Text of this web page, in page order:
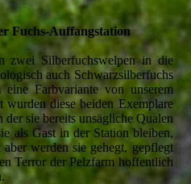
Fuchs-Auffangstation
zwei Silberfuchswelpen in die
auch Schwarzsilberfuchs
Farbvariante von unserem
wurden diese beiden Exemplare
sie bereits unsägliche Qualen
als Gast in der Station bleiben,
werden sie gehegt, gepflegt
Terror der Pelzfarm hoffentlich